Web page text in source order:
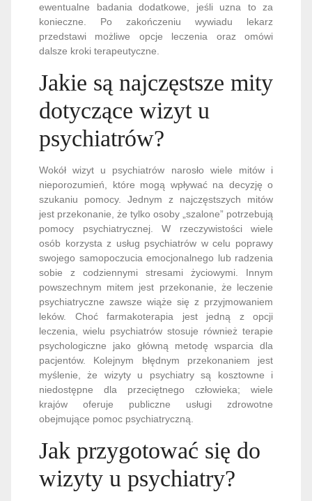
ewentualne badania dodatkowe, jeśli uzna to za
konieczne. Po zakończeniu wywiadu lekarz
przedstawi możliwe opcje leczenia oraz omówi
dalsze kroki terapeutyczne.
Jakie są najczęstsze mity
dotyczące wizyt u
psychiatrów?
Wokół wizyt u psychiatrów narosło wiele mitów i
nieporozumień, które mogą wpływać na decyzję o
szukaniu pomocy. Jednym z najczęstszych mitów
jest przekonanie, że tylko osoby „szalone” potrzebują
pomocy psychiatrycznej. W rzeczywistości wiele
osób korzysta z usług psychiatrów w celu poprawy
swojego samopoczucia emocjonalnego lub radzenia
sobie z codziennymi stresami życiowymi. Innym
powszechnym mitem jest przekonanie, że leczenie
psychiatryczne zawsze wiąże się z przyjmowaniem
leków. Choć farmakoterapia jest jedną z opcji
leczenia, wielu psychiatrów stosuje również terapie
psychologiczne jako główną metodę wsparcia dla
pacjentów. Kolejnym błędnym przekonaniem jest
myślenie, że wizyty u psychiatry są kosztowne i
niedostępne dla przeciętnego człowieka; wiele
krajów oferuje publiczne usługi zdrowotne
obejmujące pomoc psychiatryczną.
Jak przygotować się do
wizyty u psychiatry?